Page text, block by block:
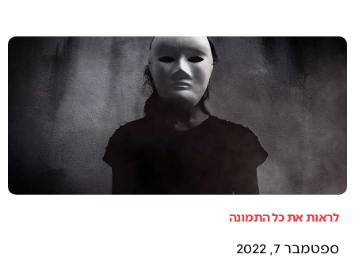
לראות את כל התמונה
ספטמבר 7, 2022